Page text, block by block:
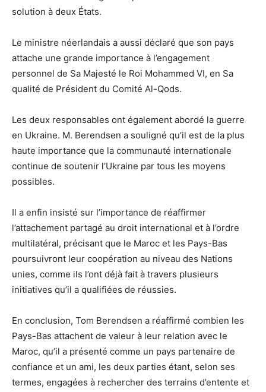
solution à deux États.
Le ministre néerlandais a aussi déclaré que son pays
attache une grande importance à l’engagement
personnel de Sa Majesté le Roi Mohammed VI, en Sa
qualité de Président du Comité Al-Qods.
Les deux responsables ont également abordé la guerre
en Ukraine. M. Berendsen a souligné qu’il est de la plus
haute importance que la communauté internationale
continue de soutenir l’Ukraine par tous les moyens
possibles.
Il a enfin insisté sur l’importance de réaffirmer
l’attachement partagé au droit international et à l’ordre
multilatéral, précisant que le Maroc et les Pays-Bas
poursuivront leur coopération au niveau des Nations
unies, comme ils l’ont déjà fait à travers plusieurs
initiatives qu’il a qualifiées de réussies.
En conclusion, Tom Berendsen a réaffirmé combien les
Pays-Bas attachent de valeur à leur relation avec le
Maroc, qu’il a présenté comme un pays partenaire de
confiance et un ami, les deux parties étant, selon ses
termes, engagées à rechercher des terrains d’entente et